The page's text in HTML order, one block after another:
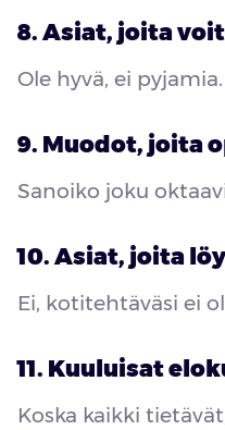
8. Asiat, joita
Ole hyvä, ei pyjamia.
9. Muodot, joita
Sanoiko joku
10. Asiat, joita
Ei, kotitehtäväsi ei
11. Kuuluisat
Koska kaikki